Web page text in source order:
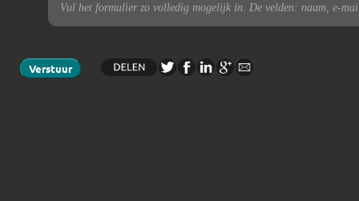
Vul het formulier zo volledig mogelijk in. De velden: naam, e-